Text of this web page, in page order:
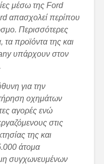
μέσω της Ford
απασχολεί περίπου
. Περισσότερες
τα προϊόντα της και
υπάρχουν στον
.
για την
οχημάτων
αγορές ενώ
στις
της και
άτομα
συγχωνευμένων